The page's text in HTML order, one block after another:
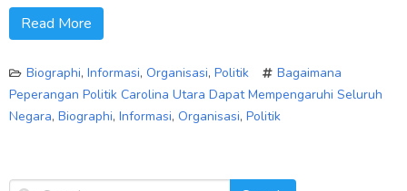
Read More
Biographi, Informasi, Organisasi, Politik
Bagaimana
Peperangan Politik Carolina Utara Dapat Mempengaruhi Seluruh
Negara, Biographi, Informasi, Organisasi, Politik